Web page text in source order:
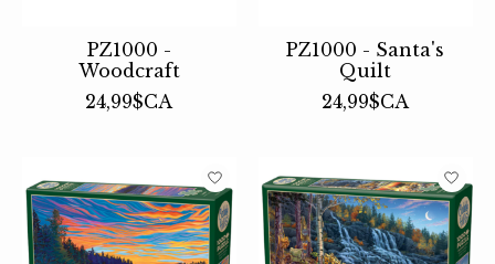
PZ1000 -
Woodcraft
24,99$CA
PZ1000 - Santa's
Quilt
24,99$CA